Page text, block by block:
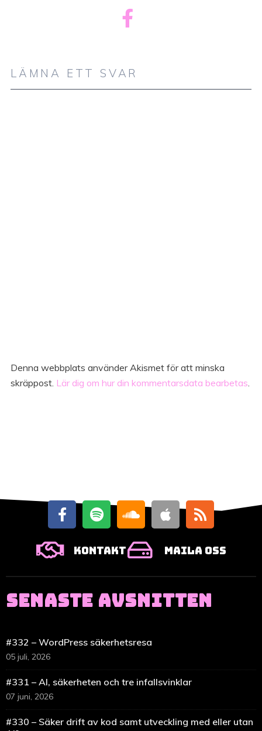
LÄMNA ETT SVAR
Denna webbplats använder Akismet för att minska
skräppost. Lär dig om hur din kommentarsdata bearbetas.
Kontakt Maila oss
SENASTE AVSNITTEN
#332 – WordPress säkerhetsresa
05 juli, 2026
#331 – AI, säkerheten och tre infallsvinklar
07 juni, 2026
#330 – Säker drift av kod samt utveckling med eller utan